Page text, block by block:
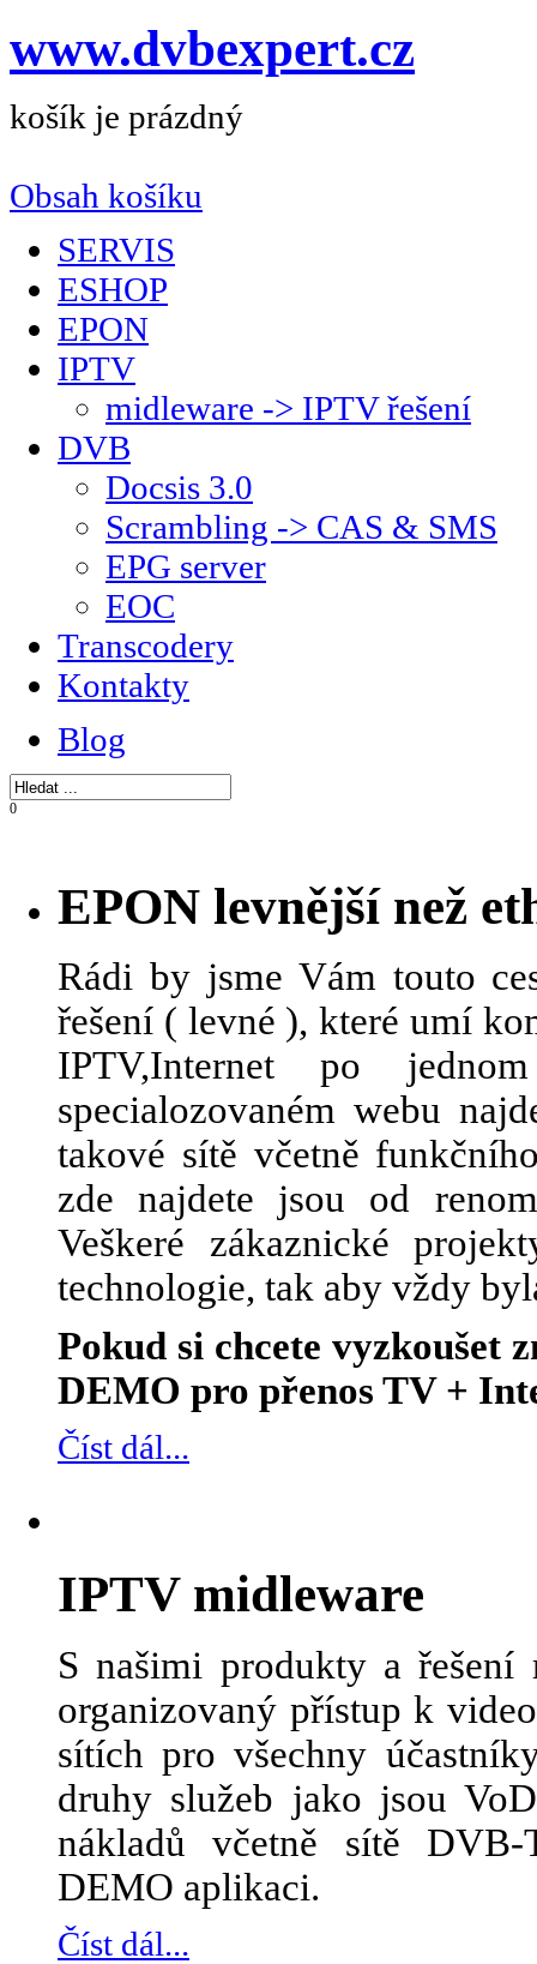
www.dvbexpert.cz
košík je prázdný
Obsah košíku
SERVIS
ESHOP
EPON
IPTV
midleware -> IPTV řešení
DVB
Docsis 3.0
Scrambling -> CAS & SMS
EPG server
EOC
Transcodery
Kontakty
Blog
0
EPON levnější než
Rádi by jsme Vám touto
řešení ( levné ), které umí
IPTV,Internet po
specialozovaném webu
takové sítě včetně
zde najdete jsou od
Veškeré zákaznické
technologie, tak aby vždy
Pokud si chcete vyzkoušet
DEMO pro přenos TV +
Číst dál...
IPTV midleware
S našimi produkty a řešení
organizovaný přístup k
sítích pro všechny
druhy služeb jako jsou
nákladů včetně sítě
DEMO aplikaci.
Číst dál...